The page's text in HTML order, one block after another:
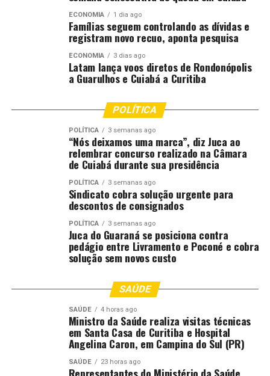
gere um grande prejuízo.
Caso esta não seja uma possibilidade, Gustavo Godoy
aconselha que as pessoas desinstalem todos os
aplicativos bancários do aparelho ou deixem apenas uma
conta, com pouco dinheiro e que não tenha a opção de
que precisem ser feitos durante a festa.
“Muitos aparelhos têm a opção de Modo Rua, ou Modo
Cofre, que você só pode usar em locais que você define
como seguro, como a sua casa. Fora dela, você não
consegue fazer algumas operações”, orientou o
Godoy também instruiu os foliões a não deixar o e-mail
de recuperação de senha das contas bancárias salvo no
aparelho celular. Assim, caso o criminoso consiga
acessar o aparelho, ele não consegue ter acesso à conta
Outro cuidado importante é reduzir os limites diários e
noturnos para transferências Pix, pagamentos de
contas e outros tipos de transferências bancárias.
Assim, caso o celular seja subtraído, o prejuízo não será
ECONOMIA 1 dia ago
Famílias seguem controlando as dívidas e
registram novo recuo, aponta pesquisa
ECONOMIA 3 dias ago
Latam lança voos diretos de Rondonópolis
a Guarulhos e Cuiabá a Curitiba
POLÍTICA
POLÍTICA 3 semanas ago
“Nós deixamos uma marca”, diz Juca ao
relembrar concurso realizado na Câmara
de Cuiabá durante sua presidência
POLÍTICA 3 semanas ago
Sindicato cobra solução urgente para
descontos de consignados
POLÍTICA 3 semanas ago
Juca do Guaraná se posiciona contra
pedágio entre Livramento e Poconé e cobra
solução sem novos custo
SAÚDE
SAÚDE 4 horas ago
Ministro da Saúde realiza visitas técnicas
em Santa Casa de Curitiba e Hospital
Angelina Caron, em Campina do Sul (PR)
SAÚDE 23 horas ago